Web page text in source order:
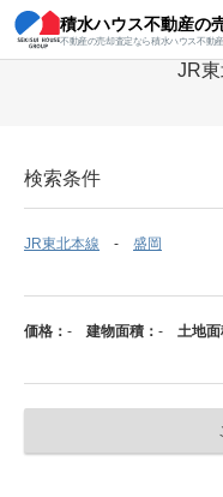
積水ハウス不動産の
不動産の売却査定なら積水ハウス不動
積水ハウス不動産の売買 東
JR
検索条件
JR東北本線 盛岡
価格： - 建物面積： - 土地面